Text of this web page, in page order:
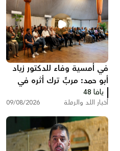
في أمسية وفاء للدكتور زياد
أبو حمد: مربٍّ ترك أثره في
العقول والقلوب وحمل ذاكرة
اللد معه
يافا 48
أخبار اللد والرملة 09/08/2026